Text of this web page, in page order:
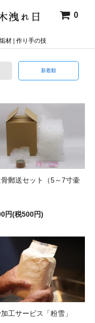
0
材| 作り手の技
がありません
新着順
骨郵送セット（5～7寸壷
円(税500円)
工サービス「粉雪」